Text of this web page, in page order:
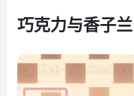
巧克力与香子